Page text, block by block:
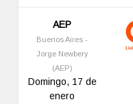
AEP
Buenos Aires -
Jorge Newbery
(AEP)
Domingo, 17 de
enero